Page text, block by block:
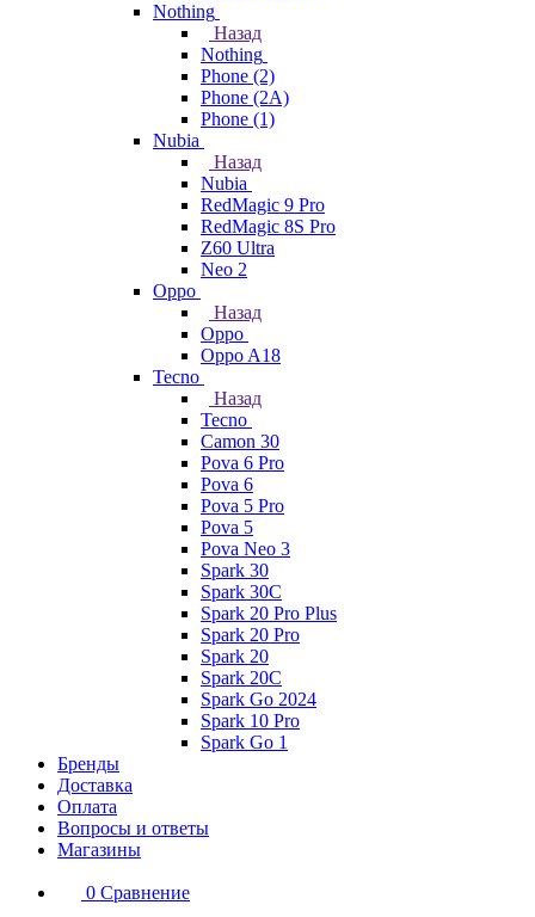
Nothing
Назад
Nothing
Phone (2)
Phone (2A)
Phone (1)
Nubia
Назад
Nubia
RedMagic 9 Pro
RedMagic 8S Pro
Z60 Ultra
Neo 2
Oppo
Назад
Oppo
Oppo A18
Tecno
Назад
Tecno
Camon 30
Pova 6 Pro
Pova 6
Pova 5 Pro
Pova 5
Pova Neo 3
Spark 30
Spark 30C
Spark 20 Pro Plus
Spark 20 Pro
Spark 20
Spark 20C
Spark Go 2024
Spark 10 Pro
Spark Go 1
Бренды
Доставка
Оплата
Вопросы и ответы
Магазины
0 Сравнение